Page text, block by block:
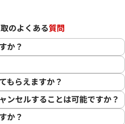
のよくある質問
か？
もらえますか？
ンセルすることは可能ですか？
か？